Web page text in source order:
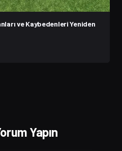
ve Kaybedenleri Yeniden
Yapın